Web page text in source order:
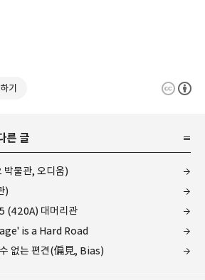
기
른 글
물관, 오디움)
)
대머리관
is a Hard Road
없는 편견(偏見, Bias)